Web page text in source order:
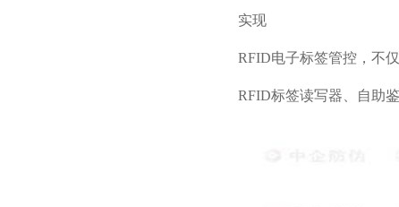
实现
RFID电子标签管控，不
RFID标签读写器、自助